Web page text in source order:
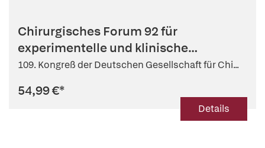
Chirurgisches Forum 92 für
experimentelle und klinische
Forschung
109. Kongreß der Deutschen Gesellschaft für Chi...
54,99 €*
Details